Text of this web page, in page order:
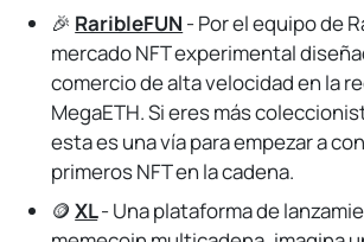
🎉 RaribleFUN - Por el equipo de
mercado NFT experimental
comercio de alta velocidad en la
MegaETH. Si eres más
esta es una vía para empezar a
primeros NFT en la cadena.
🪙 XL- Una plataforma de